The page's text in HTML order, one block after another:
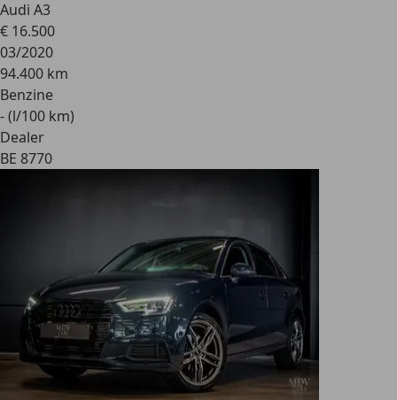
Audi A3
€ 16.500
03/2020
94.400 km
Benzine
- (l/100 km)
Dealer
BE 8770